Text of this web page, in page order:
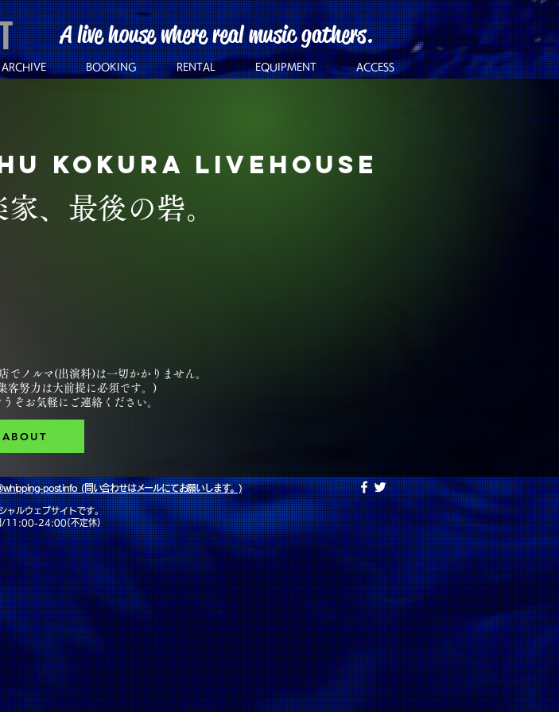
A live house where real music gathers.
ARCHIVE BOOKING RENTAL EQUIPMENT ACCESS
Kokura LIVEHOUSE
、最後の砦。
でノルマ(出演料)は一切かかりません。
客努力は大前提に必須です。)
ぞお気軽にご連絡ください。
ABOUT
post.info (問い合わせはメールにてお願いします。)
ャルウェブサイトです。
/11:00-24:00(不定休)